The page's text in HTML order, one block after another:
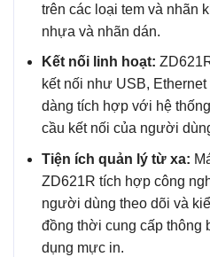
trên các loại tem và nhãn
nhựa và nhãn dán.
Kết nối linh hoạt:
kết nối như USB,
dàng tích hợp với hệ
cầu kết nối của người
Tiện ích quản lý từ xa:
ZD621R tích hợp công
người dùng theo dõi và
đồng thời cung cấp thông
dụng mực in.